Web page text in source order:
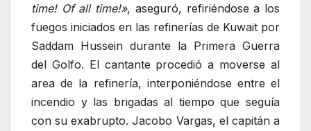
time! Of all time!», aseguró, refiriéndose a los
fuegos iniciados en las refinerías de Kuwait por
Saddam Hussein durante la Primera Guerra
del Golfo. El cantante procedió a moverse al
area de la refinería, interponiéndose entre el
incendio y las brigadas al tiempo que seguía
con su exabrupto. Jacobo Vargas, el capitán a